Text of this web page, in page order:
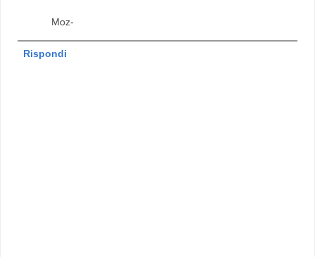
Moz-
Rispondi